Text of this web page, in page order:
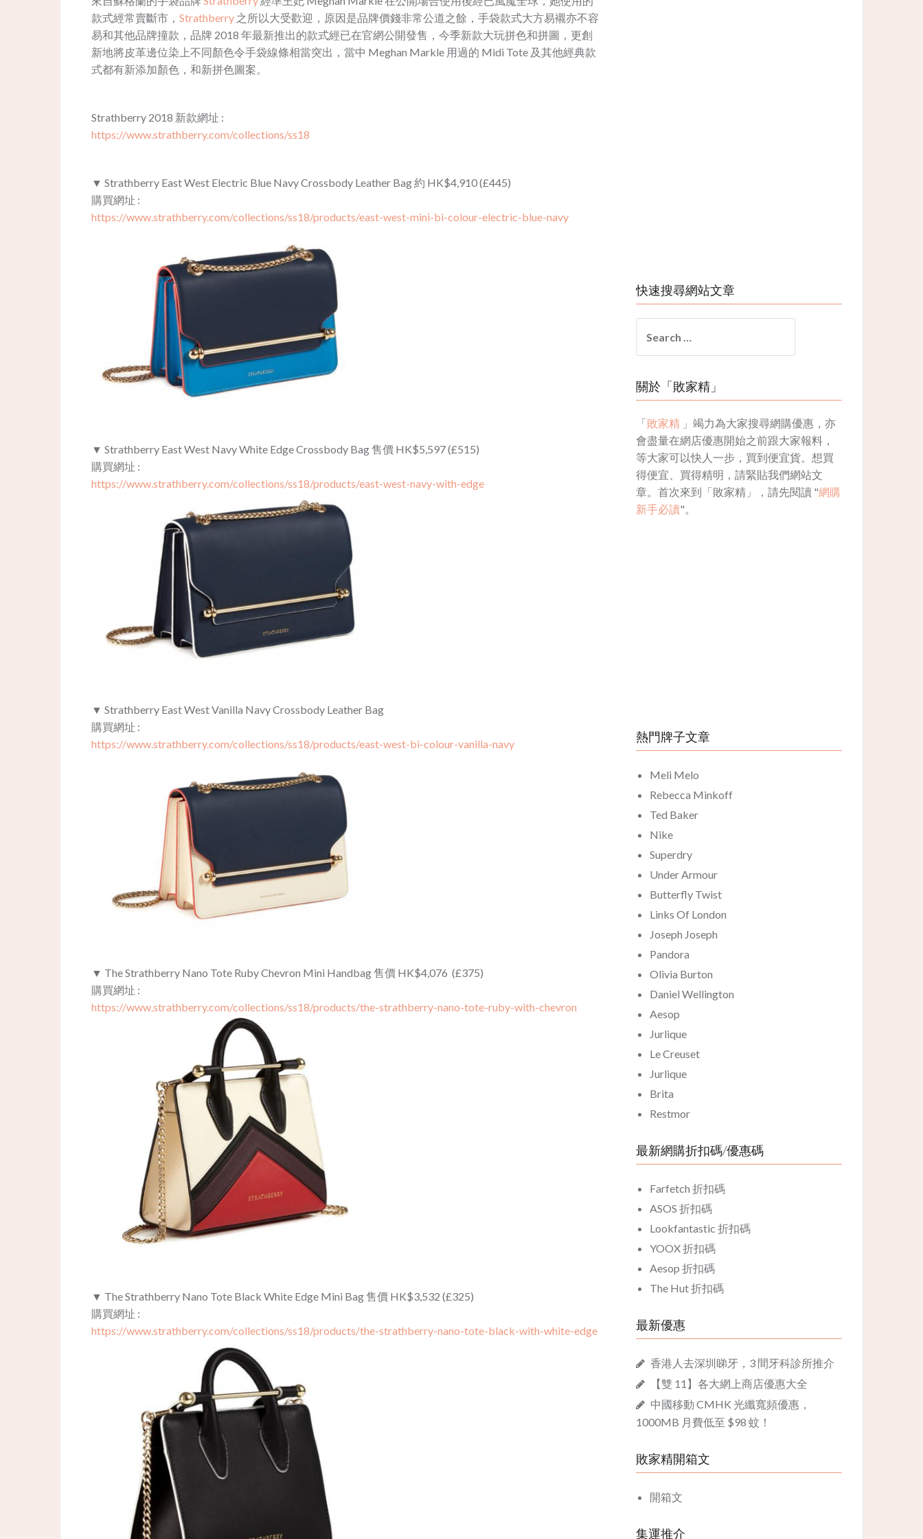
款式經常賣斷市， Strathberry 之所以大受歡迎，原因是品牌價錢非常公道之餘，手袋款式大方易襯亦不容
易和其他品牌撞款，品牌 2018 年最新推出的款式經已在官網公開發售，今季新款大玩拼色和拼圖， 更創
新地將皮革邊位染上不同顏色令手袋線條相當突出， 當中 Meghan Markle 用過的 Midi Tote 及其他經典款
式都有新添加顏色，和新拼色圖案。
Strathberry 2018 新款網址 :
https://www.strathberry.com/collections/ss18
▼ Strathberry East West Electric Blue Navy Crossbody Leather Bag 約 HK$4,910 (£445)
購買網址 :
https://www.strathberry.com/collections/ss18/products/east-west-mini-bi-colour-electric-blue-navy
▼ Strathberry East West Navy White Edge Crossbody Bag 售價 HK$5,597 (£515)
購買網址 :
https://www.strathberry.com/collections/ss18/products/east-west-navy-with-edge
▼ Strathberry East West Vanilla Navy Crossbody Leather Bag
購買網址 :
https://www.strathberry.com/collections/ss18/products/east-west-bi-colour-vanilla-navy
▼ The Strathberry Nano Tote Ruby Chevron Mini Handbag 售價 HK$4,076 (£375)
購買網址 :
https://www.strathberry.com/collections/ss18/products/the-strathberry-nano-tote-ruby-with-chevron
▼ The Strathberry Nano Tote Black White Edge Mini Bag 售價 HK$3,532 (£325)
購買網址 :
https://www.strathberry.com/collections/ss18/products/the-strathberry-nano-tote-black-with-white-edge
快速搜尋網站文章
for:
關於「敗家精」
「敗家精 」竭力為大家搜尋網購優惠，亦
會盡量在網店優惠開始之前跟大家報料，
等大家可以快人一步，買到便宜貨。想買
得便宜、買得精明，請緊貼我們網站文
章。首次來到「敗家精」，請先閱讀 "網購
新手必讀"。
熱門牌子文章
Meli Melo
Rebecca Minkoff
Ted Baker
Nike
Superdry
Under Armour
Butterfly Twist
Links Of London
Joseph Joseph
Pandora
Olivia Burton
Daniel Wellington
Aesop
Jurlique
Le Creuset
Jurlique
Brita
Restmor
最新網購折扣碼/優惠碼
Farfetch 折扣碼
ASOS 折扣碼
Lookfantastic 折扣碼
YOOX 折扣碼
Aesop 折扣碼
The Hut 折扣碼
最新優惠
香港人去深圳睇牙，3 間牙科診所推介
【雙 11】各大網上商店優惠大全
中國移動 CMHK 光纖寬頻優惠，
1000MB 月費低至 $98 蚊！
敗家精開箱文
開箱文
集運推介